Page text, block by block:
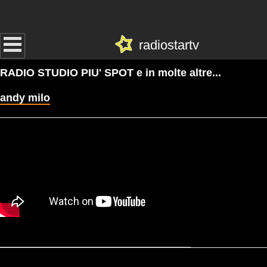
radiostartv
RADIO STUDIO PIU' SPOT e in molte altre...
andy milo